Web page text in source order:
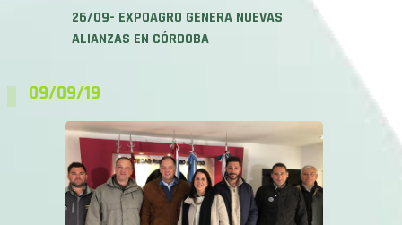
26/09- EXPOAGRO GENERA NUEVAS
ALIANZAS EN CÓRDOBA
09/09/19